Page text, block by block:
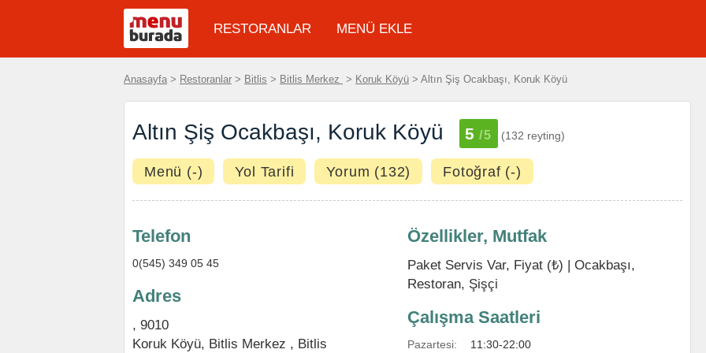
RESTORANLAR MENÜ EKLE
Anasayfa > Restoranlar > Bitlis > Bitlis Merkez > Koruk Köyü > Altın Şiş Ocakbaşı, Koruk Köyü
Altın Şiş Ocakbaşı, Koruk Köyü 5 /5 (132 reyting)
Menü (-) Yol Tarifi Yorum (132) Fotoğraf (-)
Telefon
0(545) 349 05 45
Adres
, 9010
Koruk Köyü, Bitlis Merkez , Bitlis
Özellikler, Mutfak
Paket Servis Var, Fiyat (₺) | Ocakbaşı,
Restoran, Şişçi
Çalışma Saatleri
Pazartesi:
11:30-22:00